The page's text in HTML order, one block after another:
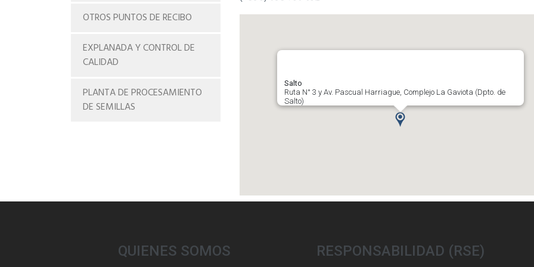
OTROS PUNTOS DE RECIBO
EXPLANADA Y CONTROL DE
CALIDAD
PLANTA DE PROCESAMIENTO
DE SEMILLAS
Salto
Ruta N° 3 y Av. Pascual Harriague, Complejo La Gaviota (Dpto. de
Salto)
QUIENES SOMOS RESPONSABILIDAD (RSE)